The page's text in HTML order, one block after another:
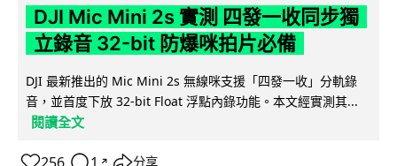
DJI Mic Mini 2s 實測 四發一收同步獨
立錄音 32-bit 防爆咪拍片必備
DJI 最新推出的 Mic Mini 2s 無線咪支援「四發一收」分軌錄
音，並首度下放 32-bit Float 浮點內錄功能。本文經實測其...
閱讀全文
↗ 分享